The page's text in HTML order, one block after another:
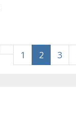
1 2 3